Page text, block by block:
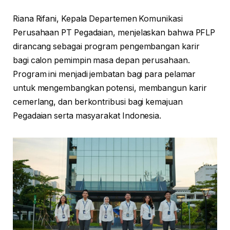
Riana Rifani, Kepala Departemen Komunikasi
Perusahaan PT Pegadaian, menjelaskan bahwa PFLP
dirancang sebagai program pengembangan karir
bagi calon pemimpin masa depan perusahaan.
Program ini menjadi jembatan bagi para pelamar
untuk mengembangkan potensi, membangun karir
cemerlang, dan berkontribusi bagi kemajuan
Pegadaian serta masyarakat Indonesia.